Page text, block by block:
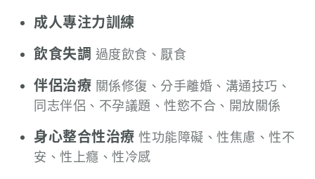
成人專注力訓練
飲食失調 過度飲食、厭食
伴侶治療 關係修復、分手離婚、溝通技巧、
同志伴侶、不孕議題、性慾不合、開放關係
身心整合性治療 性功能障礙、性焦慮、性不
安、性上癮、性冷感